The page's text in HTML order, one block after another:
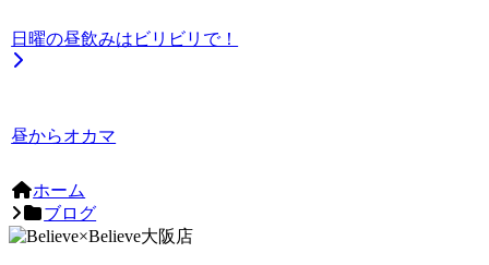
日曜の昼飲みはビリビリで！
昼からオカマ
ホーム
ブログ